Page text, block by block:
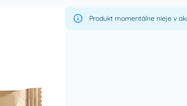
Produkt momentálne nieje v